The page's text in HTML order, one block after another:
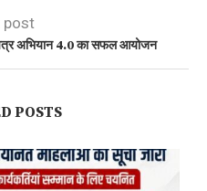
post
अभियान 4.0 का सफल आयोजन
POSTS